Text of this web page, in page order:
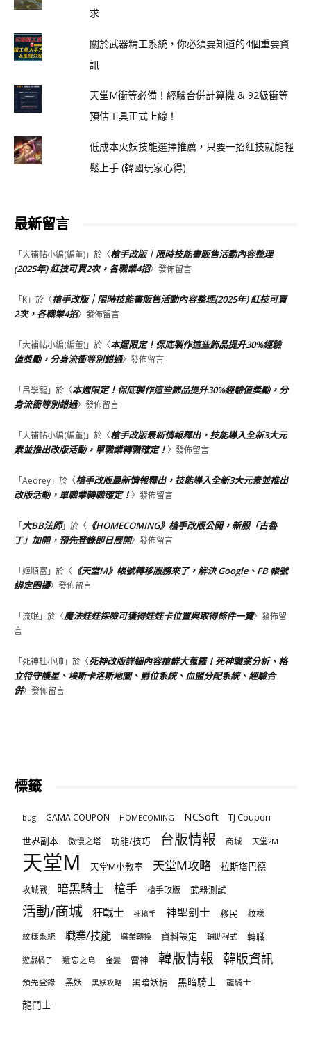
求
關於武器精工系統，你必須要知道的4個重要資
訊
天堂M衝等必備！經驗合併計算機 & 92級衝等
預估工具正式上線！
低成本火妖技能選擇推薦，只要一招紅技就能輕
鬆上手 (韓國玩家心得)
最新留言
「大補帖小編(編董)」於〈槍手改版｜限時技能書販售活動內容整理
(2025年) 紅技可買2次，各職業4招〉發佈留言
「K」於〈槍手改版｜限時技能書販售活動內容整理(2025年) 紅技可買
2次，各職業4招〉發佈留言
「大補帖小編(編董)」於〈本週限定！保底製作這些飾品提升30%經驗
值獎勵，分身流衝等別錯過〉發佈留言
「呂學龍」於〈本週限定！保底製作這些飾品提升30%經驗值獎勵，分
身流衝等別錯過〉發佈留言
「大補帖小編(編董)」於〈槍手改版最新情報釋出，技能導入全新3大元
素並推出改版活動，單職業轉職確定！〉發佈留言
「Aedrey」於〈槍手改版最新情報釋出，技能導入全新3大元素並推出
改版活動，單職業轉職確定！〉發佈留言
「大BB法師」於〈 《HOMECOMING》槍手改版公開，新服「古魯
丁」加開，預先登錄即日展開〉發佈留言
「姬順富 」於〈 《天堂M》帳號轉移服務來了，解決 Google、FB 帳號
綁定困擾〉發佈留言
「流氓」於〈魔法娃娃探險可獲得娃娃卡位置與取得條件一覽〉發佈留
言
「死神杜小帅 」於〈死神改版詳細內容搶鮮大蒐羅！死神職業分析、格
立特守護星、埃斯卡洛斯地圖、爵位系統、血盟分配系統、經驗合
併〉發佈留言
標籤
bug GAMA COUPON HOMECOMING NCSoft
TJ Coupon
世界副本
傲慢之塔 功能/技巧 台版情報 商城 天堂2M
天堂M 天堂M小教室 天堂M攻略 拉斯塔巴德
攻城戰 暗黑騎士 槍手 槍手改版 武器測試
活動/商城 狂戰士 神槍手 神聖劍士 移民 紋樣
紋樣系統 職業/技能 職業轉換 資料設定 輔助程式 轉職
遊戲橘子 遺忘之島 金變 雷神 韓版情報 韓版資訊
預先登錄 黑妖 黑妖攻略 黑暗妖精 黑暗騎士 龍騎士
龍鬥士